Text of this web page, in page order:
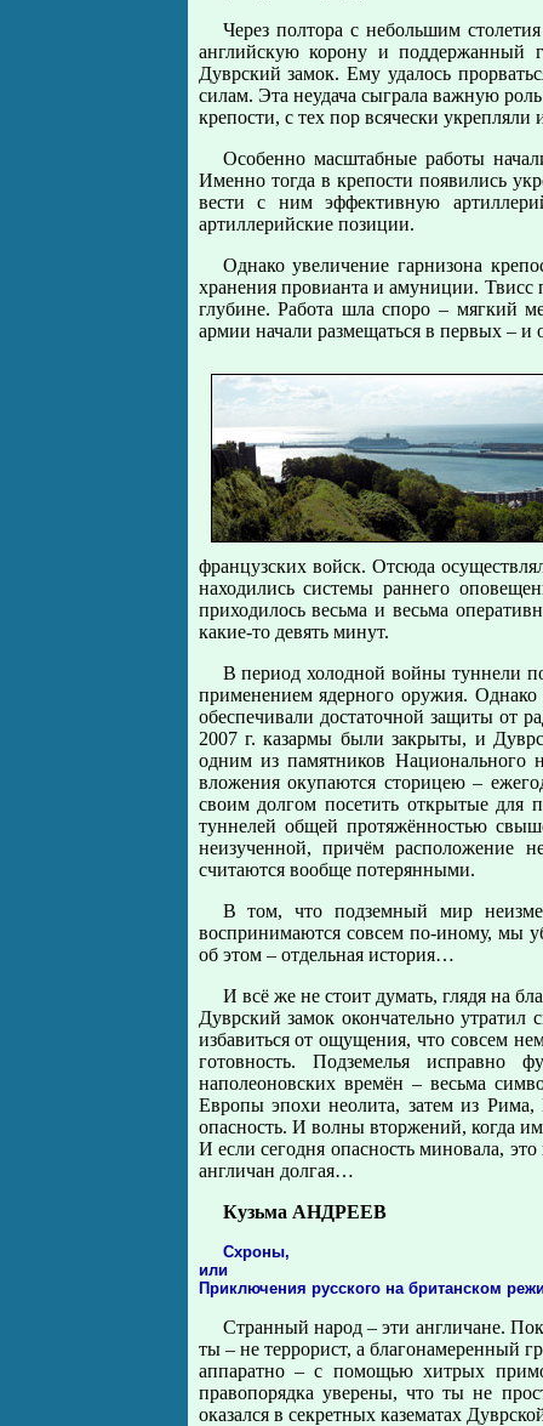
Через полтора с небольшим
английскую корону и поддержанный
Дуврский замок. Ему удалось
силам. Эта неудача сыграла важную
крепости, с тех пор всячески укрепляли
Особенно масштабные работы
Именно тогда в крепости появились
вести с ним эффективную
артиллерийские позиции.
Однако увеличение гарнизона
хранения провианта и амуниции.
глубине. Работа шла споро – мягкий
армии начали размещаться в первых – и
французских войск. Отсюда
находились системы раннего
приходилось весьма и весьма
какие-то девять минут.
В период холодной войны туннели
применением ядерного оружия. Однако
обеспечивали достаточной защиты от
2007 г. казармы были закрыты, и
одним из памятников Национального
вложения окупаются сторицею –
своим долгом посетить открытые
туннелей общей протяжённостью
неизученной, причём расположение
считаются вообще потерянными.
В том, что подземный мир
воспринимаются совсем по-иному, мы
об этом – отдельная история…
И всё же не стоит думать, глядя на
Дуврский замок окончательно утратил
избавиться от ощущения, что совсем
готовность. Подземелья
наполеоновских времён – весьма
Европы эпохи неолита, затем из
опасность. И волны вторжений, когда
И если сегодня опасность миновала,
англичан долгая…
Кузьма АНДРЕЕВ
Схроны,
или
Приключения русского на британском
Странный народ – эти англичане.
ты – не террорист, а благонамеренный
аппаратно – с помощью хитрых
правопорядка уверены, что ты не
оказался в секретных казематах